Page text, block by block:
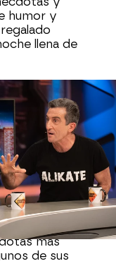
humor y
llena de
querido saber si
fan' por la
y ha afirmado
en valor la labor
les da un
sido muy
ha abordado
sí que
más
de sus